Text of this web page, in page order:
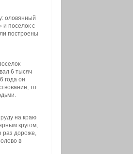
оловянный
и поселок с
построены
6 тысяч
года он
то
на краю
кругом,
раз дороже,
в